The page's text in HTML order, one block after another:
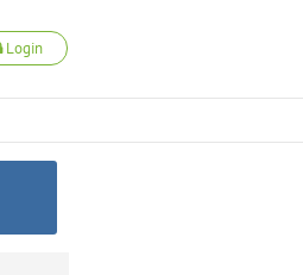
Login